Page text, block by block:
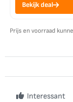
Bekijk deal
Prijs en voorraad
Interessant